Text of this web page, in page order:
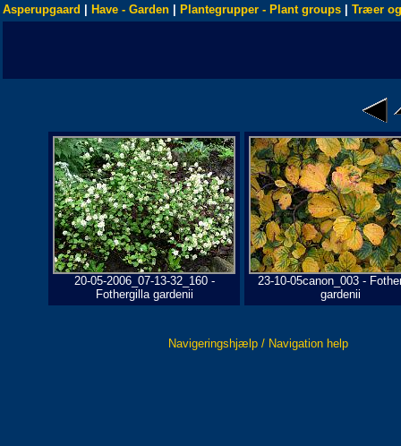
Asperupgaard Have - Garden Plantegrupper - Plant groups Træer
20-05-2006_07-13-32_160 -
Fothergilla gardenii
23-10-05canon_003 -
gardenii
Navigeringshjælp / Navigation help